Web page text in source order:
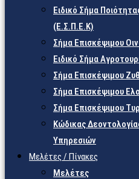
Ειδικό Σήμα
(Ε.Σ.Π.Ε.Κ)
Σήμα Επισκέψιμου
Ειδικό Σήμα
Σήμα Επισκέψιμου
Σήμα Επισκέψιμου
Σήμα Επισκέψιμου
Κώδικας
Υπηρεσιών
Μελέτες / Πίνακες
Μελέτες